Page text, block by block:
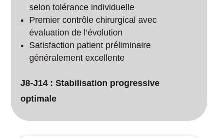
selon tolérance individuelle
Premier contrôle chirurgical avec
évaluation de l’évolution
Satisfaction patient préliminaire
généralement excellente
J8-J14 : Stabilisation progressive
optimale